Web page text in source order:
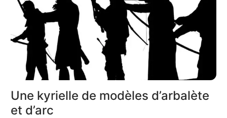
Une kyrielle de modèles d’arbalète
et d’arc